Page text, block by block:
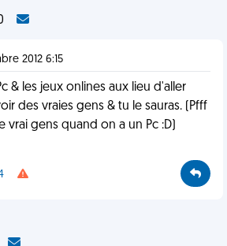
2012 6:15
& les jeux onlines aux lieu d'aller
des vraies gens & tu le sauras. (Pfff
vrai gens quand on a un Pc :D)